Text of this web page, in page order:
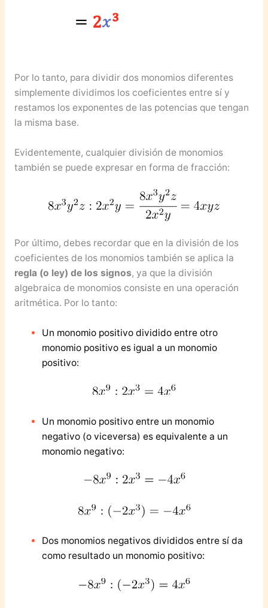
Por lo tanto, para dividir dos monomios diferentes
simplemente dividimos los coeficientes entre sí y
restamos los exponentes de las potencias que tengan
la misma base.
Evidentemente, cualquier división de monomios
también se puede expresar en forma de fracción:
Por último, debes recordar que en la división de los
coeficientes de los monomios también se aplica la
regla (o ley) de los signos, ya que la división
algebraica de monomios consiste en una operación
aritmética. Por lo tanto:
Un monomio positivo dividido entre otro
monomio positivo es igual a un monomio
positivo:
Un monomio positivo entre un monomio
negativo (o viceversa) es equivalente a un
monomio negativo:
Dos monomios negativos divididos entre sí da
como resultado un monomio positivo: